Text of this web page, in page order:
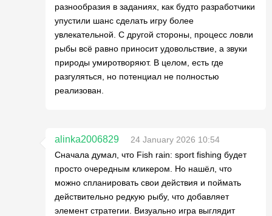
разнообразия в заданиях, как будто разработчики
упустили шанс сделать игру более
увлекательной. С другой стороны, процесс ловли
рыбы всё равно приносит удовольствие, а звуки
природы умиротворяют. В целом, есть где
разгуляться, но потенциал не полностью
реализован.
alinka2006829
24 January 2026 10:54
Сначала думал, что Fish rain: sport fishing будет
просто очередным кликером. Но нашёл, что
можно спланировать свои действия и поймать
действительно редкую рыбу, что добавляет
элемент стратегии. Визуально игра выглядит